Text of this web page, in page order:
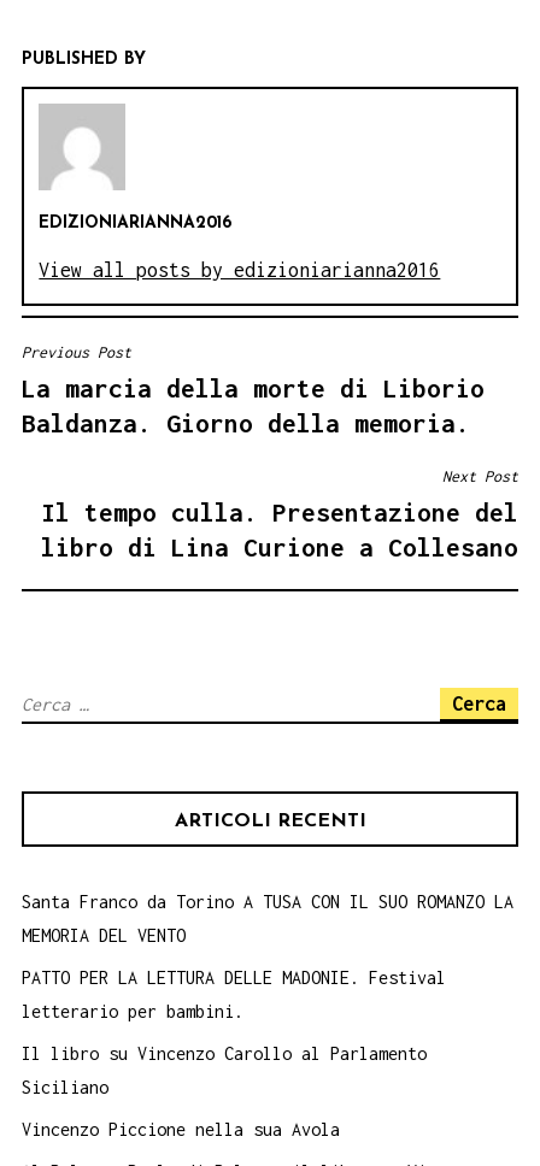
PUBLISHED BY
EDIZIONIARIANNA2016
View all posts by edizioniarianna2016
NAVIGAZIONE
ARTICOLI
Previous Post
La marcia della morte di Liborio
Baldanza. Giorno della memoria.
Next Post
Il tempo culla. Presentazione del
libro di Lina Curione a Collesano
Ricerca
ARTICOLI RECENTI
Santa Franco da Torino A TUSA CON IL SUO ROMANZO LA
MEMORIA DEL VENTO
PATTO PER LA LETTURA DELLE MADONIE. Festival
letterario per bambini.
Il libro su Vincenzo Carollo al Parlamento
Siciliano
Vincenzo Piccione nella sua Avola